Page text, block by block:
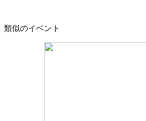
類似のイベント